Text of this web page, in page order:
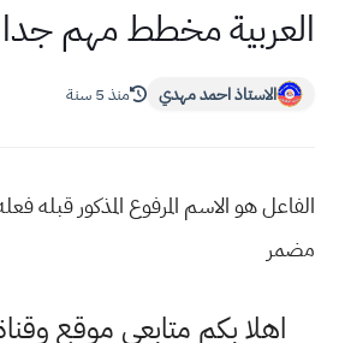
العربية مخطط مهم
الاستاذ احمد مهدي منذ 5 سنة
الفاعل هو الاسم المرفوع المذكور قبله
مضمر
اهلا بكم متابعي موقع